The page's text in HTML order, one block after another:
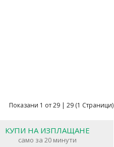
Показани 1 от 29 | 29 (1 Страници)
КУПИ НА ИЗПЛАЩАНЕ
само за 20 минути